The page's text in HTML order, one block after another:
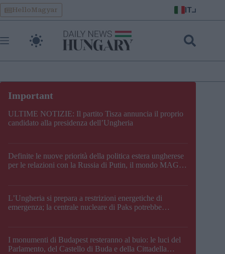
Skip
to
content
HelloMagyar IT
ULTIME NOTIZIE: Il partito Tisza annuncia il proprio
candidato alla presidenza dell’Ungheria
Definite le nuove priorità della politica estera ungherese
per le relazioni con la Russia di Putin, il mondo MAGA,
L’Ungheria si prepara a restrizioni energetiche di
emergenza; la centrale nucleare di Paks potrebbe
I monumenti di Budapest resteranno al buio: le luci del
Parlamento, del Castello di Buda e della Cittadella